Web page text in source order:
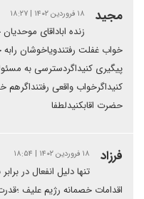
مجید ۱۸ فروردین ۱۴۰۲ | ۱۸:۲۷
زنده اباداقای
خواب غفلت رفتندویاخوشان
پیگیری کنیداگردسترسی به
کنیداگرخواب واقعی رفتنداگرهم
حضرت اقابکنیدلطفا
فرزاد ۱۸ فروردین ۱۴۰۲ | ۱۸:۵۴
تنها دلیل انفعال در
اقدامات خصمانه رژیم علیف